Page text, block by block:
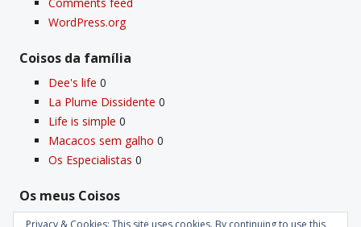
WordPress.org
Coisos da famí­lia
Dee's life 0
La Plume Dissidente 0
Life is simple 0
Macacos sem galho 0
Os Especialistas 0
Os meus Coisos
Deus0
Privacy & Cookies: This site uses cookies. By continuing to use this